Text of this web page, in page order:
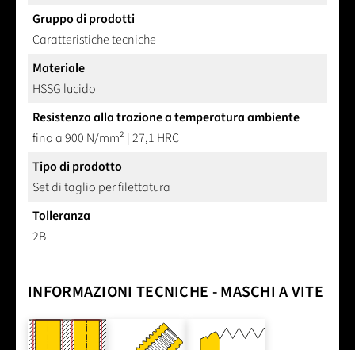
Gruppo di prodotti
Caratteristiche tecniche
Materiale
HSSG lucido
Resistenza alla trazione a temperatura ambiente
fino a 900 N/mm² | 27,1 HRC
Tipo di prodotto
Set di taglio per filettatura
Tolleranza
2B
INFORMAZIONI TECNICHE - MASCHI A VITE